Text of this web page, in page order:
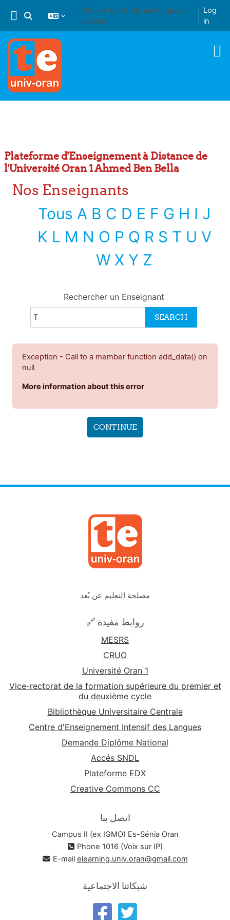
Toggle search input
You are currently using guest
access
Log
in
Plateforme d'Enseignement à Distance de
l'Université Oran 1 Ahmed Ben Bella
Nos Enseignants
Tous A B C D E F G H I J
K L M N O P Q R S T U V
W X Y Z
Rechercher un Enseignant
Exception - Call to a member function add_data() on
null
More information about this error
CONTINUE
مصلحة التعليم عن بُعد
🔗 روابط مفيدة
MESRS
CRUO
Université Oran 1
Vice-rectorat de la formation supérieure du premier et
du deuxième cycle
Bibliothèque Universitaire Centrale
Centre d'Enseignement Intensif des Langues
Demande Diplôme National
Accés SNDL
Plateforme EDX
Creative Commons CC
اتصل بنا
Campus II (ex IGMO) Es-Sénia Oran
Phone 1016 (Voix sur IP)
E-mail elearning.univ.oran@gmail.com
شبكاتنا الاجتماعية